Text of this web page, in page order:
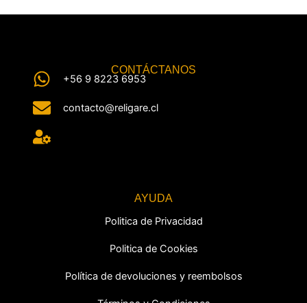
CONTÁCTANOS
+56 9 8223 6953
contacto@religare.cl
AYUDA
Politica de Privacidad
Politica de Cookies
Política de devoluciones y reembolsos